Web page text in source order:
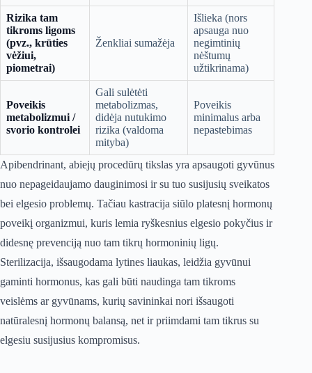
Rizika tam
tikroms ligoms
(pvz., krūties
vėžiui,
piometrai)
Ženkliai sumažėja
Išlieka (nors
apsauga nuo
negimtinių
nėštumų
užtikrinama)
Poveikis
metabolizmui /
svorio kontrolei
Gali sulėtėti
metabolizmas,
didėja nutukimo
rizika (valdoma
mityba)
Poveikis
minimalus arba
nepastebimas
Apibendrinant, abiejų procedūrų tikslas yra apsaugoti gyvūnus
nuo nepageidaujamo dauginimosi ir su tuo susijusių sveikatos
bei elgesio problemų. Tačiau kastracija siūlo platesnį hormonų
poveikį organizmui, kuris lemia ryškesnius elgesio pokyčius ir
didesnę prevenciją nuo tam tikrų hormoninių ligų.
Sterilizacija, išsaugodama lytines liaukas, leidžia gyvūnui
gaminti hormonus, kas gali būti naudinga tam tikroms
veislėms ar gyvūnams, kurių savininkai nori išsaugoti
natūralesnį hormonų balansą, net ir priimdami tam tikrus su
elgesiu susijusius kompromisus.